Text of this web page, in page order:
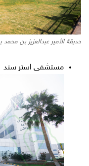
حديقة الأمير عبدالعزيز بن
مستشفى استر سند